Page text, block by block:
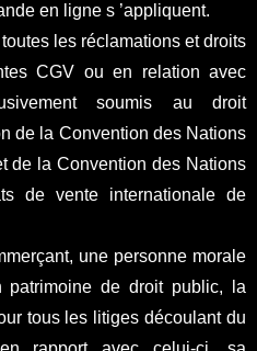
en ligne s ’appliquent.
les réclamations et droits
CGV ou en relation avec
soumis au droit
de la Convention des Nations
de la Convention des Nations
de vente internationale de
une personne morale
de droit public, la
tous les litiges découlant du